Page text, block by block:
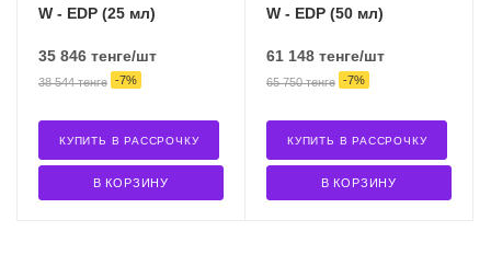
W - EDP (25 мл)
35 846 тенге/шт
38 544тенге -7%
В КОРЗИНУ
КУПИТЬ В РАССРОЧКУ
W - EDP (50 мл)
61 148 тенге/шт
65 750тенге -7%
В КОРЗИНУ
КУПИТЬ В РАССРОЧКУ